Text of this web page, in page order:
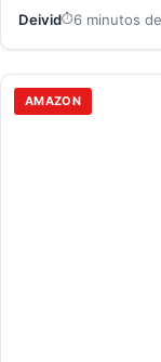
Deivid 6 minutos
AMAZON